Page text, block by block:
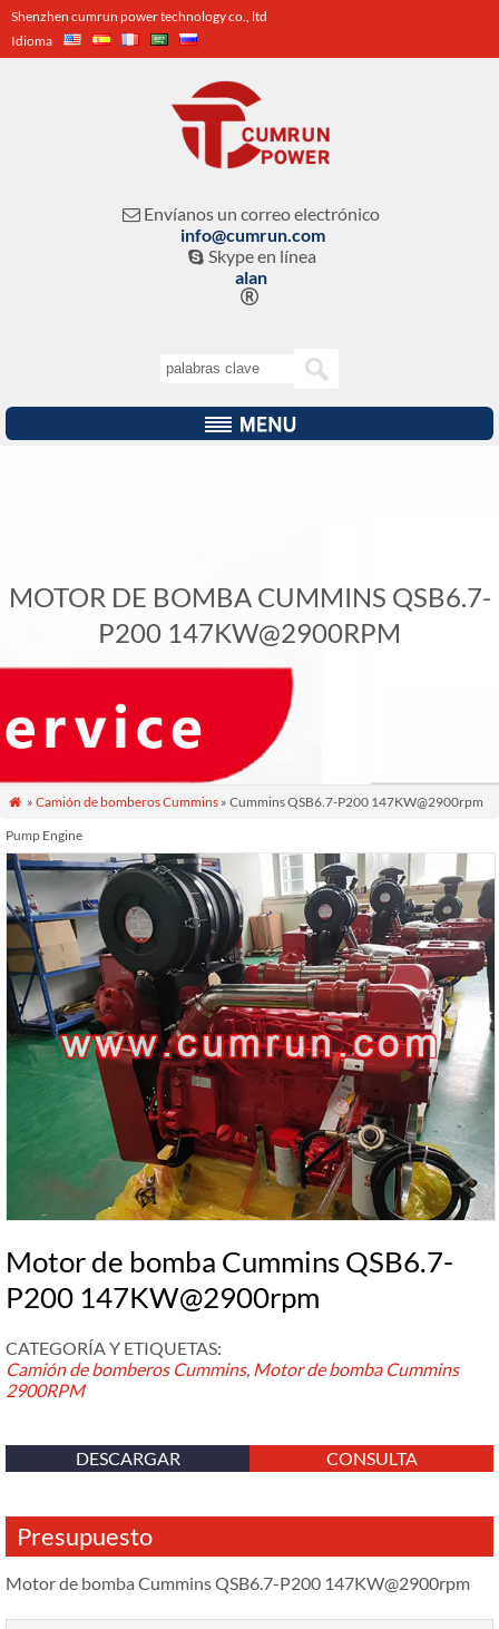
Shenzhen cumrun power technology co., ltd
Idioma
 Envíanos un correo electrónico
info@cumrun.com
 Skype en línea
alan

MOTOR DE BOMBA CUMMINS QSB6.7-
P200 147KW@2900RPM
 » Camión de bomberos Cummins » Cummins QSB6.7-P200 147KW@2900rpm
Pump Engine
Motor de bomba Cummins QSB6.7-
P200 147KW@2900rpm
CATEGORÍA Y ETIQUETAS:
Camión de bomberos Cummins, Motor de bomba Cummins
2900RPM
DESCARGAR CONSULTA
Presupuesto
Motor de bomba Cummins QSB6.7-P200 147KW@2900rpm